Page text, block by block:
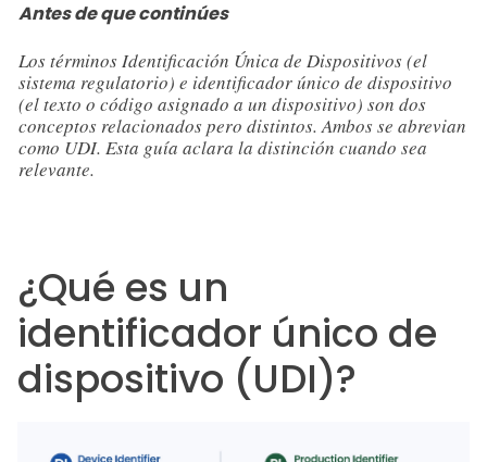
Antes de que continúes
Los términos Identificación Única de Dispositivos (el
sistema regulatorio) e identificador único de dispositivo
(el texto o código asignado a un dispositivo) son dos
conceptos relacionados pero distintos. Ambos se abrevian
como UDI. Esta guía aclara la distinción cuando sea
relevante.
¿Qué es un
identificador único de
dispositivo (UDI)?